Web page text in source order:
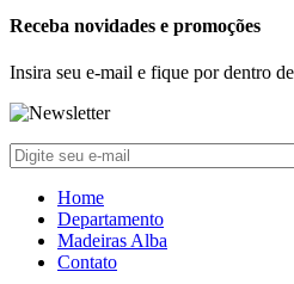
Receba novidades e promoções
Insira seu e-mail e fique por dentro
Home
Departamento
Madeiras Alba
Contato